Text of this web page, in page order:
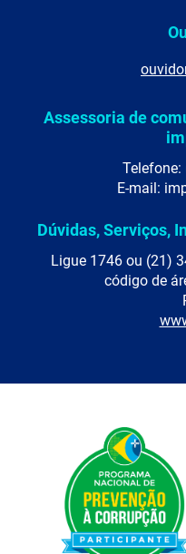
Assessoria de
Telefone:
E-mail:
Dúvidas, Serviços,
Ligue 1746 ou (21)
código de